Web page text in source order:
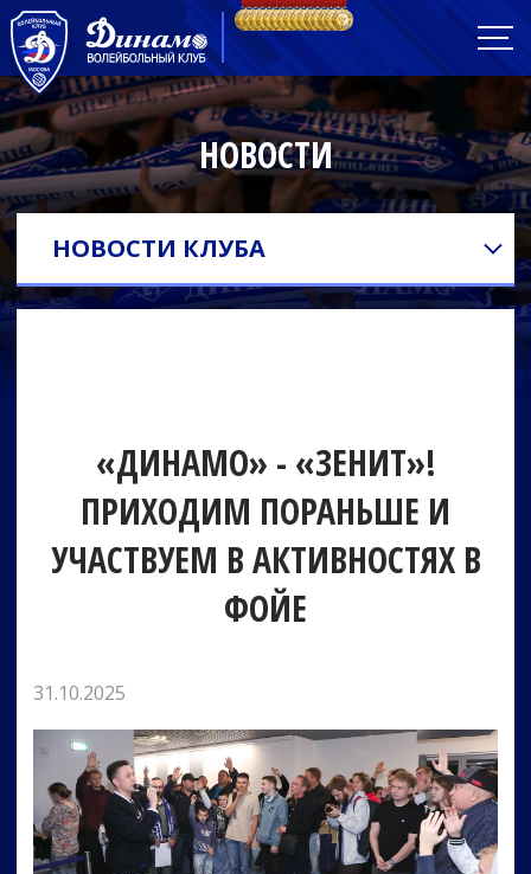
НОВОСТИ
НОВОСТИ КЛУБА
«ДИНАМО» - «ЗЕНИТ»!
ПРИХОДИМ ПОРАНЬШЕ И
УЧАСТВУЕМ В АКТИВНОСТЯХ В
ФОЙЕ
31.10.2025